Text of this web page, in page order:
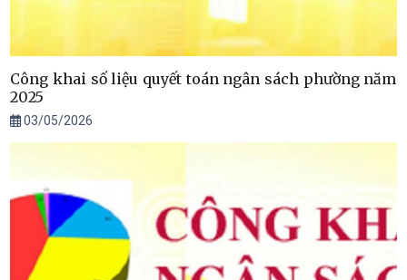
Công khai số liệu quyết toán ngân sách phường năm
2025
03/05/2026